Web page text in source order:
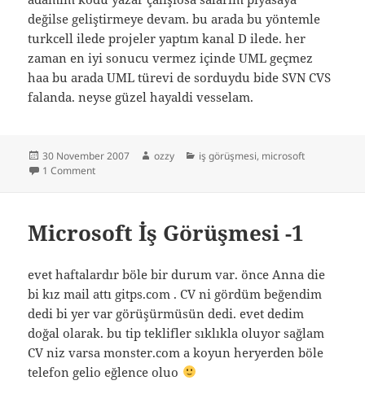
değilse geliştirmeye devam. bu arada bu yöntemle
turkcell ilede projeler yaptım kanal D ilede. her
zaman en iyi sonucu vermez içinde UML geçmez
haa bu arada UML türevi de sorduydu bide SVN CVS
falanda. neyse güzel hayaldi vesselam.
Posted
on
30 November 2007 Author
ozzy Categories
iş görüşmesi, microsoft
1 Commenton Microsoft İş Görüşmesi -2- Sorular
Microsoft İş Görüşmesi -1
evet haftalardır böle bir durum var. önce Anna die
bi kız mail attı gitps.com . CV ni gördüm beğendim
dedi bi yer var görüşürmüsün dedi. evet dedim
doğal olarak. bu tip teklifler sıklıkla oluyor sağlam
CV niz varsa monster.com a koyun heryerden böle
telefon gelio eğlence oluo